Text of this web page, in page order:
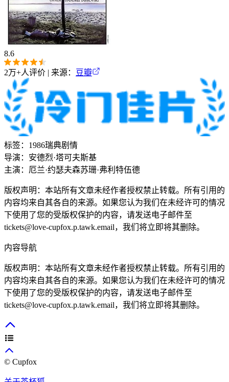
8.6
2万+人评价 | 来源： 豆瓣
标签： 1986瑞典剧情
导演： 安德烈·塔可夫斯基
主演： 厄兰·约瑟夫森苏珊·弗利特伍德
版权声明：本站所有文章未经作者授权禁止转载。所有引用的
内容均来自其各自的来源。如果您认为我们在未经许可的情况
下使用了您的受版权保护的内容，请发送电子邮件至
tickets@love-cupfox.p.tawk.email，我们将立即将其删除。
内容导航
版权声明：本站所有文章未经作者授权禁止转载。所有引用的
内容均来自其各自的来源。如果您认为我们在未经许可的情况
下使用了您的受版权保护的内容，请发送电子邮件至
tickets@love-cupfox.p.tawk.email，我们将立即将其删除。
© Cupfox